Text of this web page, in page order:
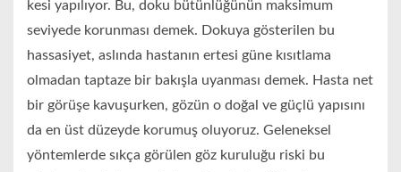
kesi yapılıyor. Bu, doku bütünlüğünün maksimum
seviyede korunması demek. Dokuya gösterilen bu
hassasiyet, aslında hastanın ertesi güne kısıtlama
olmadan taptaze bir bakışla uyanması demek. Hasta net
bir görüşe kavuşurken, gözün o doğal ve güçlü yapısını
da en üst düzeyde korumuş oluyoruz. Geleneksel
yöntemlerde sıkça görülen göz kuruluğu riski bu